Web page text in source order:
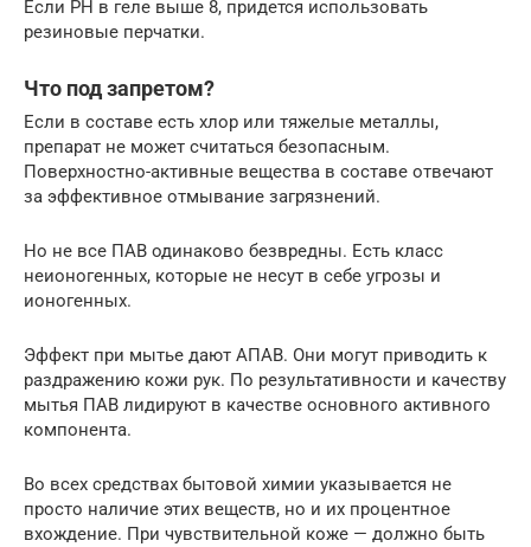
Если РН в геле выше 8, придется использовать
резиновые перчатки.
Что под запретом?
Если в составе есть хлор или тяжелые металлы,
препарат не может считаться безопасным.
Поверхностно-активные вещества в составе отвечают
за эффективное отмывание загрязнений.
Но не все ПАВ одинаково безвредны. Есть класс
неионогенных, которые не несут в себе угрозы и
ионогенных.
Эффект при мытье дают АПАВ. Они могут приводить к
раздражению кожи рук. По результативности и качеству
мытья ПАВ лидируют в качестве основного активного
компонента.
Во всех средствах бытовой химии указывается не
просто наличие этих веществ, но и их процентное
вхождение. При чувствительной коже — должно быть